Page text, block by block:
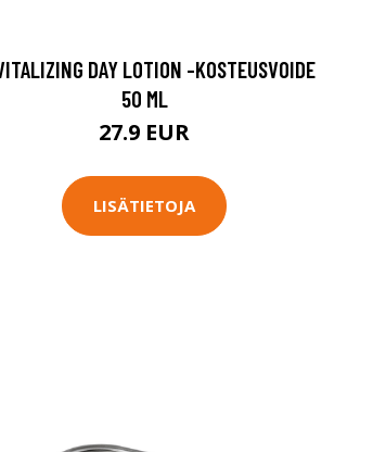
DAY LOTION -KOSTEUSVOIDE
50 ML
27.9 EUR
LISÄTIETOJA